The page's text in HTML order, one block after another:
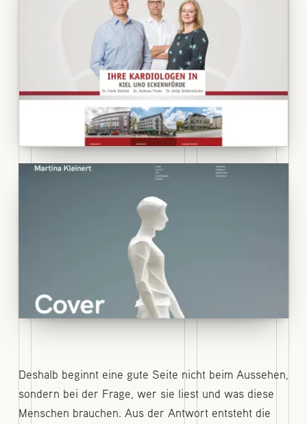
Deshalb beginnt eine gute Seite nicht beim Aussehen,
sondern bei der Frage, wer sie liest und was diese
Menschen brauchen. Aus der Antwort entsteht die